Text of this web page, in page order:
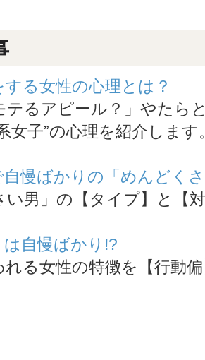
る女性の心理とは？
テるアピール？」やたら
女子”の心理を紹介します
自慢ばかりの「めんどく
い男」の【タイプ】と【
は自慢ばかり!?
る女性の特徴を【行動